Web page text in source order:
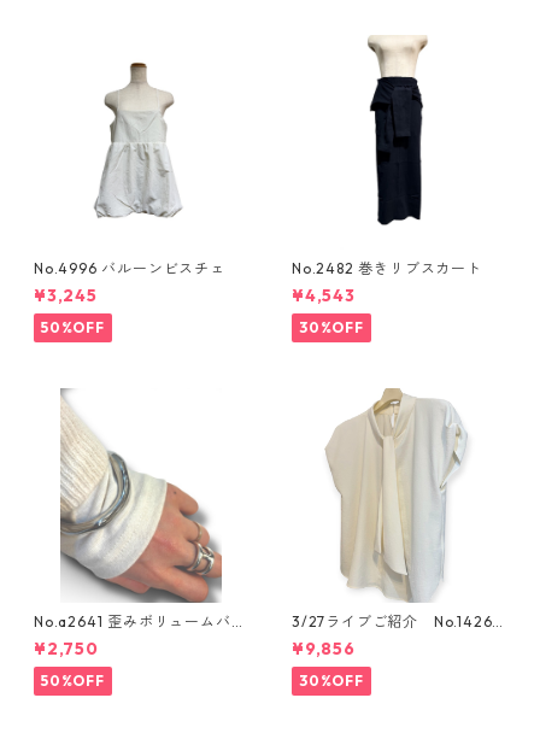
No.4996 バルーンビスチェ
¥3,245
50%OFF
No.2482 巻きリブスカート
¥4,543
30%OFF
No.a2641 歪みボリュームバン
グル
¥2,750
50%OFF
3/27ライブご紹介 No.1426
ボウタイクレープブラウス
¥9,856
30%OFF